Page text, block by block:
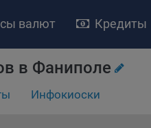
Общество с
уделяет особое
ответственно
валют Кредиты
в Фаниполе
Инфокиоски